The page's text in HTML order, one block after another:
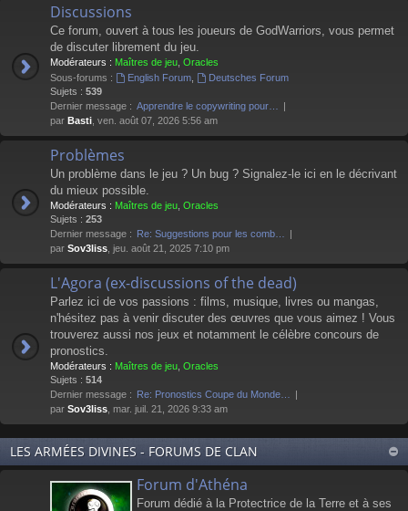
Discussions
Ce forum, ouvert à tous les joueurs de GodWarriors, vous permet
de discuter librement du jeu.
Modérateurs : Maîtres de jeu Oracles
Sous-forums :
English Forum,
Deutsches Forum
Sujets : 539
Dernier message : Apprendre le copywriting pour…
par Basti , ven. août 07, 2026 5:56 am
Problèmes
Un problème dans le jeu ? Un bug ? Signalez-le ici en le décrivant
du mieux possible.
Modérateurs : Maîtres de jeu Oracles
Sujets : 253
Dernier message : Re: Suggestions pour les comb…
par Sov3liss , jeu. août 21, 2025 7:10 pm
L'Agora (ex-discussions of the dead)
Parlez ici de vos passions : films, musique, livres ou mangas,
n'hésitez pas à venir discuter des œuvres que vous aimez ! Vous
trouverez aussi nos jeux et notamment le célèbre concours de
pronostics.
Modérateurs : Maîtres de jeu Oracles
Sujets : 514
Dernier message : Re: Pronostics Coupe du Monde…
par Sov3liss , mar. juil. 21, 2026 9:33 am
LES ARMÉES DIVINES - FORUMS DE CLAN
Forum d'Athéna
Forum dédié à la Protectrice de la Terre et à ses